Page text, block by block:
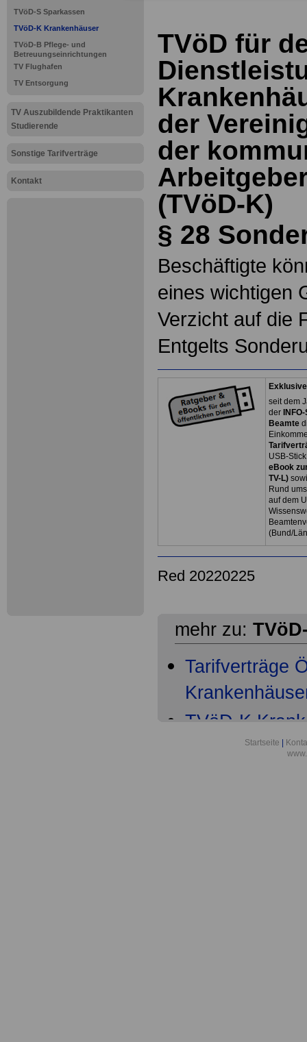
TVöD-S Sparkassen
TVöD-K Krankenhäuser
TVöD-B Pflege- und
Betreuungseinrichtungen
TV Flughafen
TV Entsorgung
TV Auszubildende Praktikanten
Studierende
Sonstige Tarifverträge
Kontakt
TVöD für
der
der
(TVöD-K)
§ 28
Beschäftigte
eines wichtigen
Verzicht auf die
Entgelts
seit dem
der
Beamte
USB-
eBook
TV-L)
Rund
auf dem
(Bund/
Red 20220225
mehr zu:
Tarifverträge
TVöD-K
Startseite